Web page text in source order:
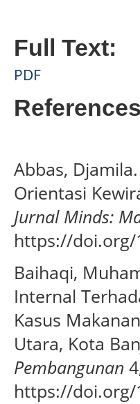
Full Text:
PDF
References
Abbas,
Orientasi
Jurnal Minds:
https://doi.org/
Baihaqi,
Internal
Kasus
Utara, Kota
Pembangunan
https://doi.org/